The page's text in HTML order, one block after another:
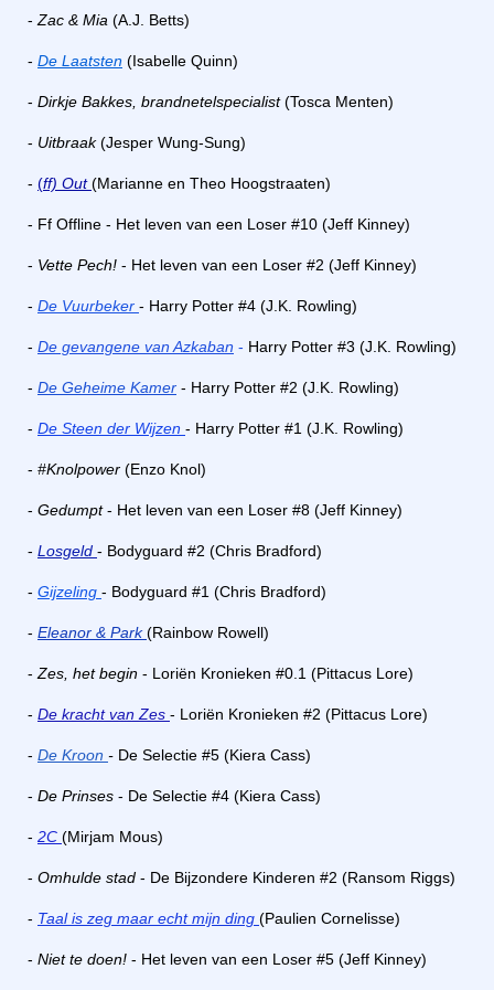
- Zac & Mia (A.J. Betts)
- De Laatsten (Isabelle Quinn)
- Dirkje Bakkes, brandnetelspecialist(Tosca Menten)
- Uitbraak(Jesper Wung-Sung)
- (ff) Out(Marianne en Theo Hoogstraaten)
- Ff Offline - Het leven van een Loser #10 (Jeff Kinney)
- Vette Pech! - Het leven van een Loser #2 (Jeff Kinney)
- De Vuurbeker - Harry Potter #4 (J.K. Rowling)
- De gevangene van Azkaban - Harry Potter #3 (J.K. Rowling)
- De Geheime Kamer - Harry Potter #2 (J.K. Rowling)
- De Steen der Wijzen - Harry Potter #1 (J.K. Rowling)
- #Knolpower (Enzo Knol)
- Gedumpt- Het leven van een Loser #8 (Jeff Kinney)
- Losgeld - Bodyguard #2 (Chris Bradford)
- Gijzeling - Bodyguard #1 (Chris Bradford)
- Eleanor & Park (Rainbow Rowell)
- Zes, het begin - Loriën Kronieken #0.1 (Pittacus Lore)
- De kracht van Zes - Loriën Kronieken #2 (Pittacus Lore)
- De Kroon - De Selectie #5 (Kiera Cass)
- De Prinses - De Selectie #4 (Kiera Cass)
- 2C (Mirjam Mous)
- Omhulde stad - De Bijzondere Kinderen #2 (Ransom Riggs)
- Taal is zeg maar echt mijn ding (Paulien Cornelisse)
- Niet te doen! - Het leven van een Loser #5 (Jeff Kinney)